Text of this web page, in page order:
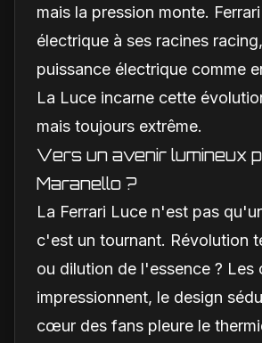
mais la pression monte.
électrique à ses racines
puissance électrique comme
La Luce incarne cette
mais toujours extrême.
Vers un avenir lumineux
Maranello ?
La Ferrari Luce n'est pas
c'est un tournant. Révolution
ou dilution de l'essence ? Les
impressionnent, le design
cœur des fans pleure le